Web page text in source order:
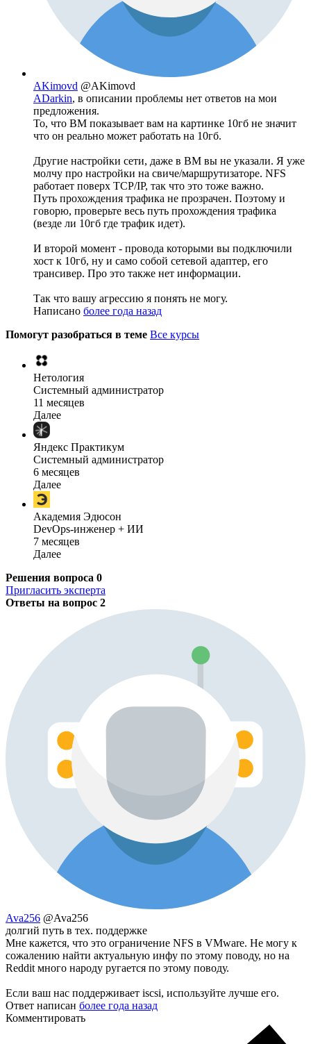
AKimovd @AKimovd
ADarkin, в описании проблемы нет ответов на мои
предложения.
То, что ВМ показывает вам на картинке 10гб не значит
что он реально может работать на 10гб.
Другие настройки сети, даже в ВМ вы не указали. Я уже
молчу про настройки на свиче/маршрутизаторе. NFS
работает поверх TCP/IP, так что это тоже важно.
Путь прохождения трафика не прозрачен. Поэтому и
говорю, проверьте весь путь прохождения трафика
(везде ли 10гб где трафик идет).
И второй момент - провода которыми вы подключили
хост к 10гб, ну и само собой сетевой адаптер, его
трансивер. Про это также нет информации.
Так что вашу агрессию я понять не могу.
Написано более года назад
Помогут разобраться в теме Все курсы
Нетология
Системный администратор
11 месяцев
Далее
Яндекс Практикум
Системный администратор
6 месяцев
Далее
Академия Эдюсон
DevOps-инженер + ИИ
7 месяцев
Далее
Решения вопроса 0
Пригласить эксперта
Ответы на вопрос 2
Ava256 @Ava256
долгий путь в тех. поддержке
Мне кажется, что это ограничение NFS в VMware. Не могу к
сожалению найти актуальную инфу по этому поводу, но на
Reddit много народу ругается по этому поводу.
Если ваш нас поддерживает iscsi, используйте лучше его.
Ответ написан более года назад
Комментировать